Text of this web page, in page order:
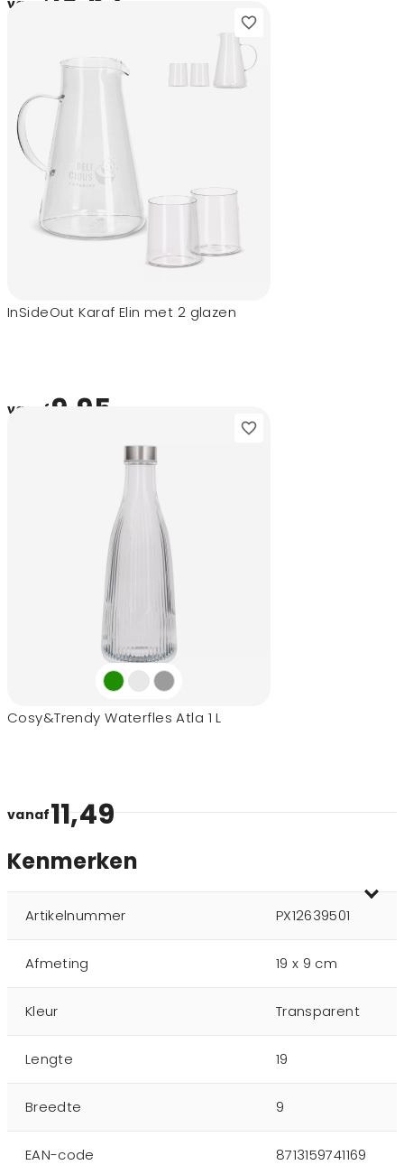
vanaf
InSideOut Karaf Elin met 2 glazen
vanaf 9,95
Cosy&Trendy Waterfles Atla 1 L
vanaf11,49
Kenmerken
Artikelnummer PX12639501
Afmeting 19 x 9 cm
Kleur Transparent
Lengte 19
Breedte 9
EAN-code 8713159741169